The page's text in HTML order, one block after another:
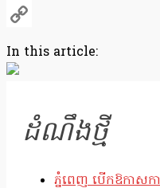
Telegram
Link
In this article:
ដំណឹងថ្មី
ភ្នំពេញ បើកឱកាស